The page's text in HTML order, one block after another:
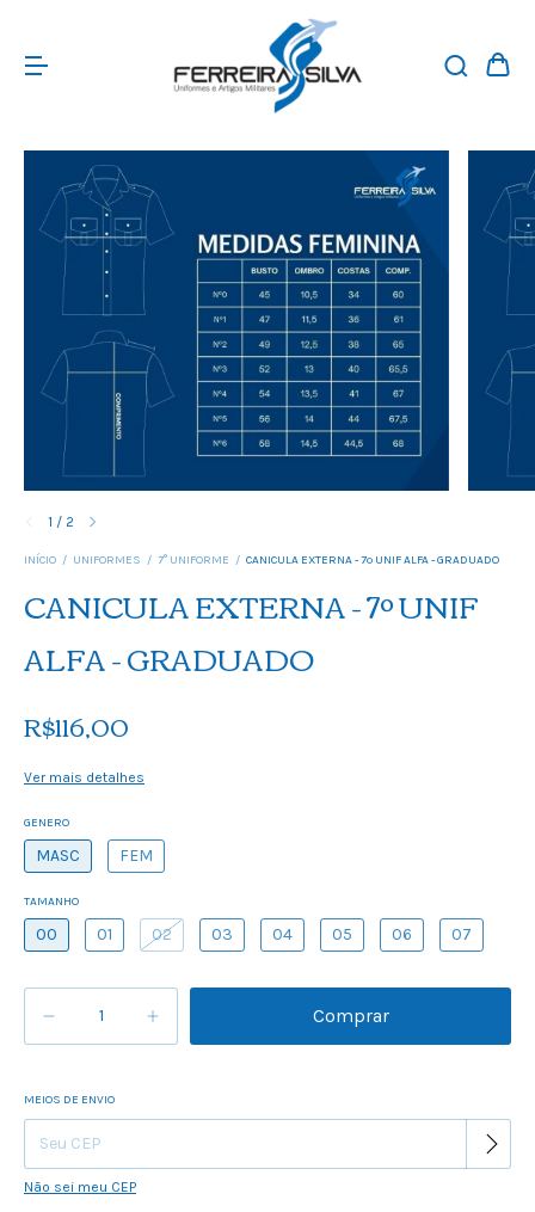
1 / 2
INÍCIO / UNIFORMES / 7° UNIFORME / CANICULA EXTERNA - 7º UNIF ALFA - GRADUADO
CANICULA EXTERNA - 7º UNIF
ALFA - GRADUADO
R$116,00
Ver mais detalhes
GENERO
MASC FEM
TAMANHO
00 01 02 03 04 05 06 07
Entregas para o CEP:
MEIOS DE ENVIO
Não sei meu CEP